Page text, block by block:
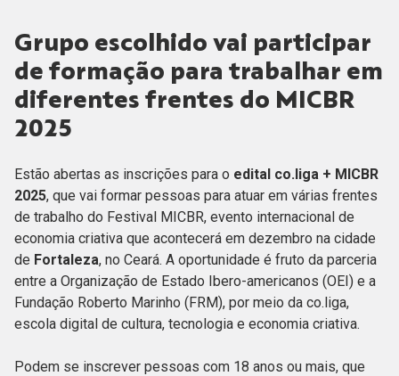
Grupo escolhido vai participar
de formação para trabalhar em
diferentes frentes do MICBR
2025
Estão abertas as inscrições para o edital co.liga + MICBR
2025, que vai formar pessoas para atuar em várias frentes
de trabalho do Festival MICBR, evento internacional de
economia criativa que acontecerá em dezembro na cidade
de Fortaleza, no Ceará. A oportunidade é fruto da parceria
entre a Organização de Estado Ibero-americanos (OEI) e a
Fundação Roberto Marinho (FRM), por meio da co.liga,
escola digital de cultura, tecnologia e economia criativa.
Podem se inscrever pessoas com 18 anos ou mais, que